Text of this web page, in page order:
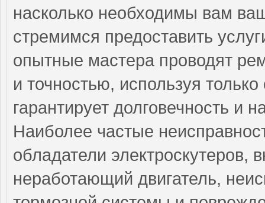
насколько необходимы вам
стремимся предоставить
опытные мастера проводят
и точностью, используя
гарантирует долговечность и
Наиболее частые
обладатели
неработающий двигатель,